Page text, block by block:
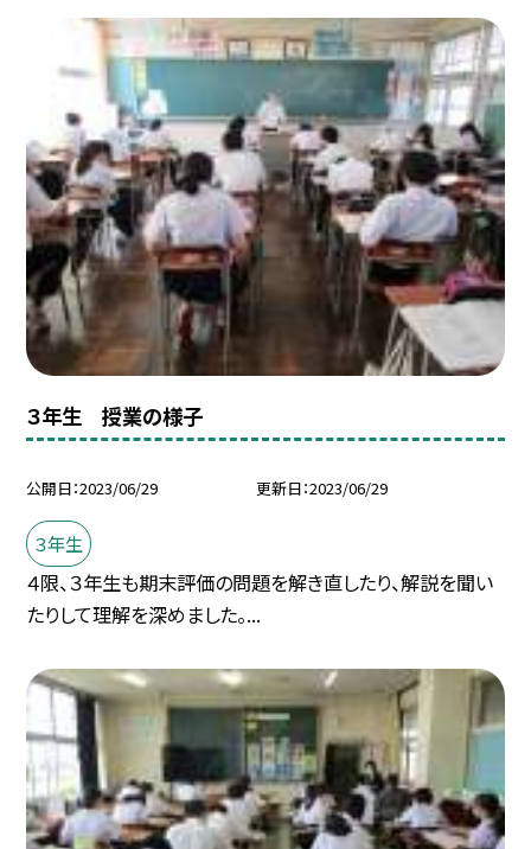
３年生 授業の様子
公開日 2023/06/29 更新日 2023/06/29
３年生
４限、３年生も期末評価の問題を解き直したり、解説を聞い
たりして理解を深めました。...